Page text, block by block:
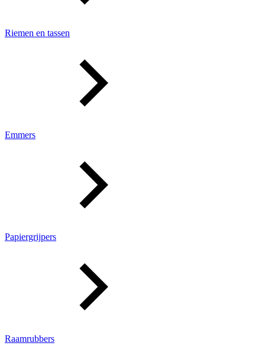
Riemen en tassen
Emmers
Papiergrijpers
Raamrubbers